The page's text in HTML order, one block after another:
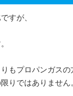
すが、
もプロパンガスの
りではありません